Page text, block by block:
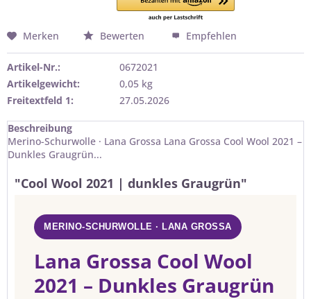
Merken Bewerten Empfehlen
Artikel-Nr.:
0672021
Artikelgewicht:
0,05 kg
Freitextfeld 1:
27.05.2026
Beschreibung
Merino-Schurwolle · Lana Grossa Lana Grossa Cool Wool 2021 –
Dunkles Graugrün...
"Cool Wool 2021 | dunkles Graugrün"
MERINO-SCHURWOLLE · LANA GROSSA
Lana Grossa Cool Wool
2021 – Dunkles Graugrün